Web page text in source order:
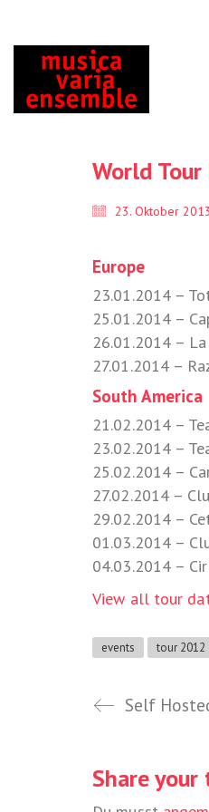
World Tour
23. Oktober 2013
Europe
23.01.2014 –
25.01.2014 –
26.01.2014 –
27.01.2014 –
South America
21.02.2014 –
23.02.2014 –
25.02.2014 –
27.02.2014 –
29.02.2014 –
01.03.2014 –
04.03.2014 –
View all tour
events tour 2012
Self
Share